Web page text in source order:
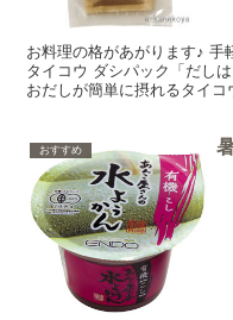
お料理の格があがります♪ 手
タイコウ ダシパック「だし
おだしが簡単に摂れるタイ
おすすめ